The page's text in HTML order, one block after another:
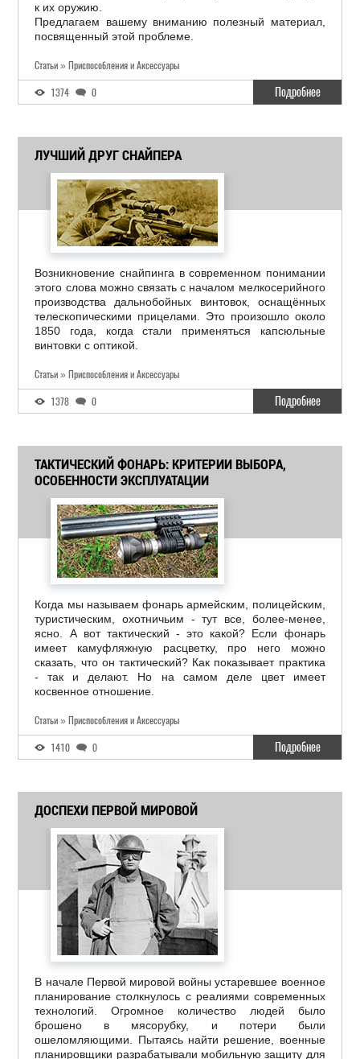
к их оружию.
Предлагаем вашему вниманию полезный материал,
посвященный этой проблеме.
Статьи » Приспособления и Аксессуары
1374 0 Подробнее
ЛУЧШИЙ ДРУГ СНАЙПЕРА
Возникновение снайпинга в современном понимании
этого слова можно связать с началом мелкосерийного
производства дальнобойных винтовок, оснащённых
телескопическими прицелами. Это произошло около
1850 года, когда стали применяться капсюльные
винтовки с оптикой.
Статьи » Приспособления и Аксессуары
1378 0 Подробнее
ТАКТИЧЕСКИЙ ФОНАРЬ: КРИТЕРИИ ВЫБОРА,
ОСОБЕННОСТИ ЭКСПЛУАТАЦИИ
Когда мы называем фонарь армейским, полицейским,
туристическим, охотничьим - тут все, более-менее,
ясно. А вот тактический - это какой? Если фонарь
имеет камуфляжную расцветку, про него можно
сказать, что он тактический? Как показывает практика
- так и делают. Но на самом деле цвет имеет
косвенное отношение.
Статьи » Приспособления и Аксессуары
1410 0 Подробнее
ДОСПЕХИ ПЕРВОЙ МИРОВОЙ
В начале Первой мировой войны устаревшее военное
планирование столкнулось с реалиями современных
технологий. Огромное количество людей было
брошено в мясорубку, и потери были
ошеломляющими. Пытаясь найти решение, военные
планировщики разрабатывали мобильную защиту для